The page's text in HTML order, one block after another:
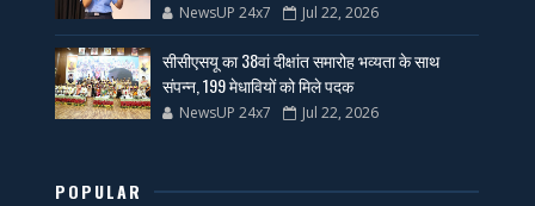
NewsUP 24x7 Jul 22, 2026
सीसीएसयू का 38वां दीक्षांत समारोह भव्यता के साथ
संपन्न, 199 मेधावियों को मिले पदक
NewsUP 24x7 Jul 22, 2026
POPULAR